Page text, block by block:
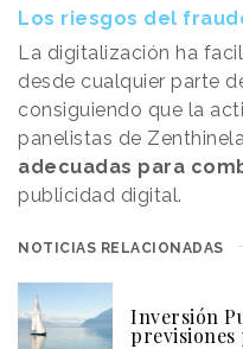
Los riesgos del
La digitalización ha
desde cualquier parte
consiguiendo que la
panelistas de
adecuadas para
publicidad digital.
NOTICIAS RELACIONADAS
Inversión